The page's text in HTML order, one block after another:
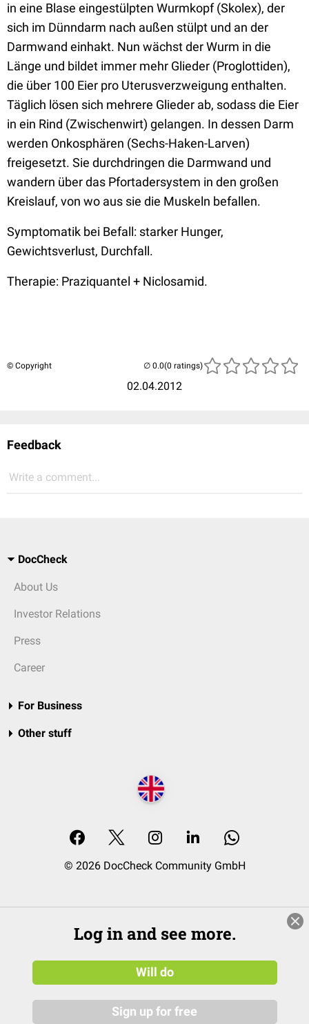
in eine Blase eingestülpten Wurmkopf (Skolex), der
sich im Dünndarm nach außen stülpt und an der
Darmwand einhakt. Nun wächst der Wurm in die
Länge und bildet immer mehr Glieder (Proglottiden),
die über 100 Eier pro Uterusverzweigung enthalten.
Täglich lösen sich mehrere Glieder ab, sodass die Eier
in ein Rind (Zwischenwirt) gelangen. In dessen Darm
werden Onkosphären (Sechs-Haken-Larven)
freigesetzt. Sie durchdringen die Darmwand und
wandern über das Pfortadersystem in den großen
Kreislauf, von wo aus sie die Muskeln befallen.
Symptomatik bei Befall: starker Hunger,
Gewichtsverlust, Durchfall.
Therapie: Praziquantel + Niclosamid.
© Copyright
02.04.2012
(0 ratings)
Feedback
Write a comment...
DocCheck
About Us
Investor Relations
Press
Career
For Business
Other stuff
© 2026 DocCheck Community GmbH
Log in and see more.
Will do
Sign up for free